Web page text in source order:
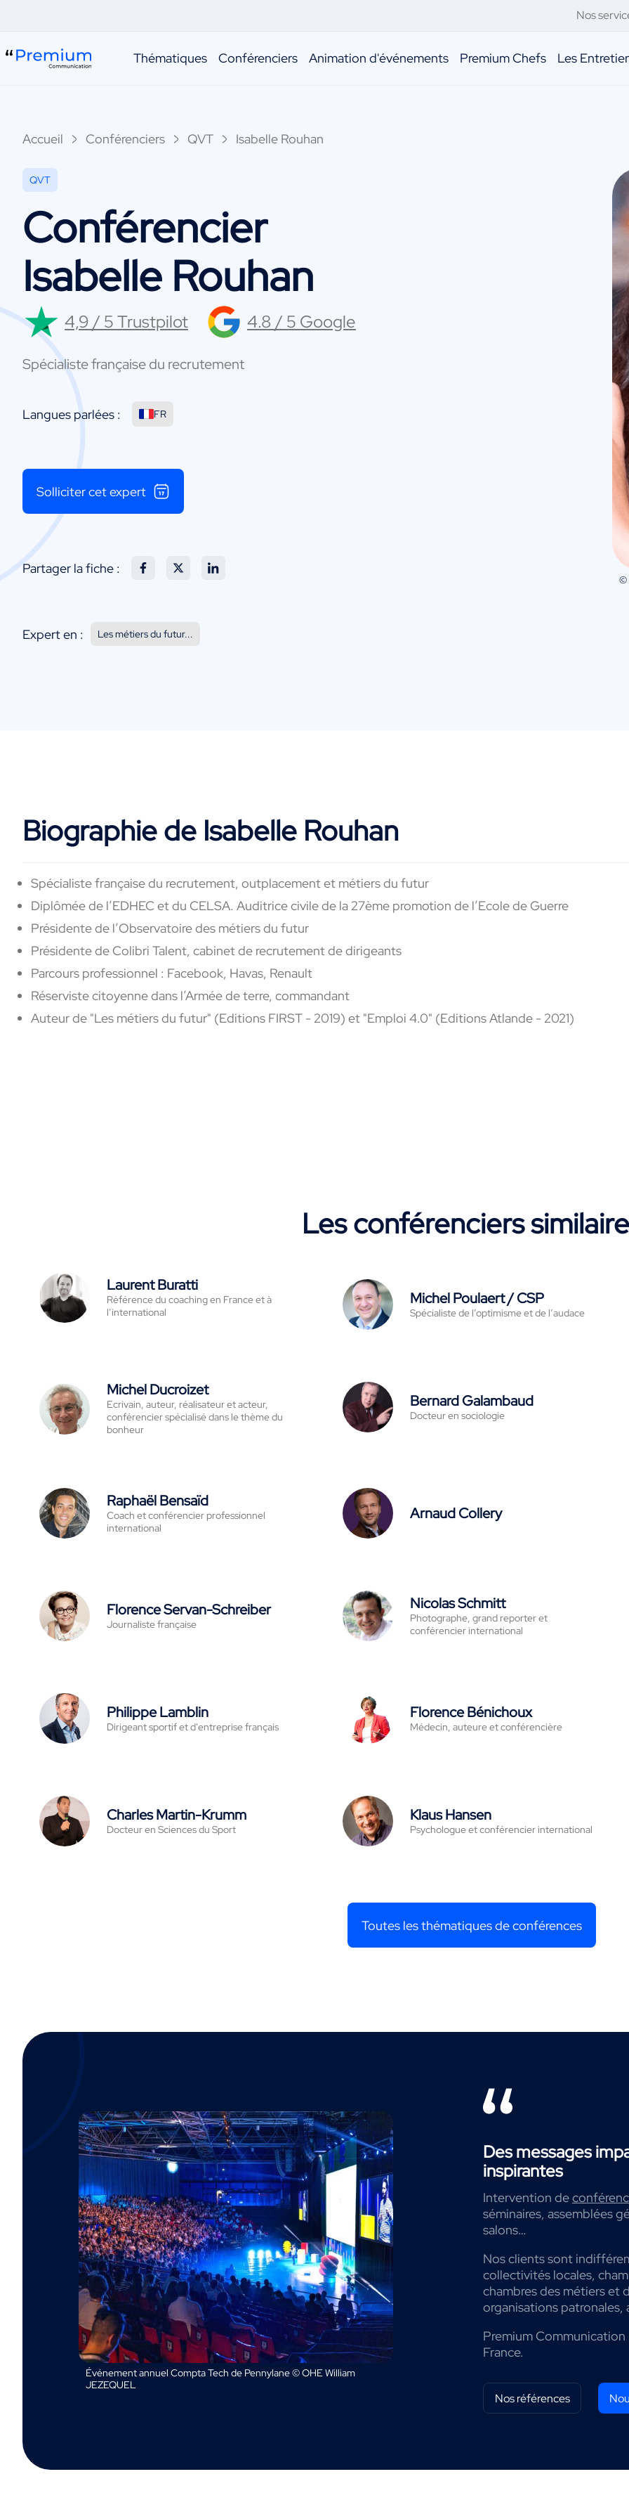
Nos
Thématiques Conférenciers Animation d'événements Premium Chefs Les
Accueil Conférenciers QVT Isabelle Rouhan
©
QVT
Conférencier
Isabelle Rouhan
4,9 / 5 Trustpilot 4.8 / 5 Google
Spécialiste française du recrutement
Langues parlées : FR
Solliciter cet expert
Partager la fiche :
Expert en : Les métiers du futur...
Biographie de Isabelle Rouhan
Spécialiste française du recrutement, outplacement et métiers du futur
Diplômée de l’EDHEC et du CELSA. Auditrice civile de la 27ème promotion de l’Ecole de Guerre
Présidente de l’Observatoire des métiers du futur
Présidente de Colibri Talent, cabinet de recrutement de dirigeants
Parcours professionnel : Facebook, Havas, Renault
Réserviste citoyenne dans l’Armée de terre, commandant
Auteur de "Les métiers du futur" (Editions FIRST - 2019) et "Emploi 4.0" (Editions Atlande - 2021)
Les conférenciers
Laurent Buratti
Référence du coaching en France et à
l’international
Michel Poulaert / CSP
Spécialiste de l’optimisme et de l’audace
Michel Ducroizet
Ecrivain, auteur, réalisateur et acteur,
conférencier spécialisé dans le thème du
bonheur
Bernard Galambaud
Docteur en sociologie
Raphaël Bensaïd
Coach et conférencier professionnel
international
Arnaud Collery
Florence Servan-Schreiber
Journaliste française
Nicolas Schmitt
Photographe, grand reporter et
conférencier international
Philippe Lamblin
Dirigeant sportif et d'entreprise français
Florence Bénichoux
Médecin, auteure et conférencière
Charles Martin-Krumm
Docteur en Sciences du Sport
Klaus Hansen
Psychologue et conférencier international
Toutes les thématiques de conférences
Événement annuel Compta Tech de Pennylane © OHE William
JEZEQUEL
Des messages
inspirantes
Intervention de
séminaires, assemblées
salons…
Nos clients sont
collectivités locales,
chambres des métiers et
organisations patronales,
Premium
France.
Nos références